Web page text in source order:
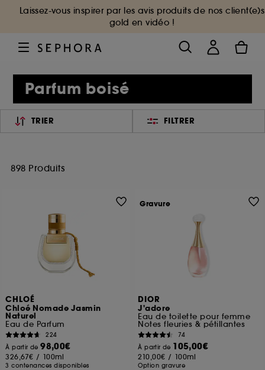
Laissez-vous inspirer par les avis produits de nos client(e)s
gold en vidéo !
Parfum boisé
TRIER FILTRER
898 Produits
CHLOÉ
Chloé Nomade Jasmin
Naturel
Eau de Parfum
224
À partir de98,00€
326,67€ / 100ml
3 contenances disponibles
DIOR
J'adore
Eau de toilette pour femme
Notes fleuries & pétillantes
74
À partir de 105,00€
210,00€ / 100ml
Option gravure
Gravure